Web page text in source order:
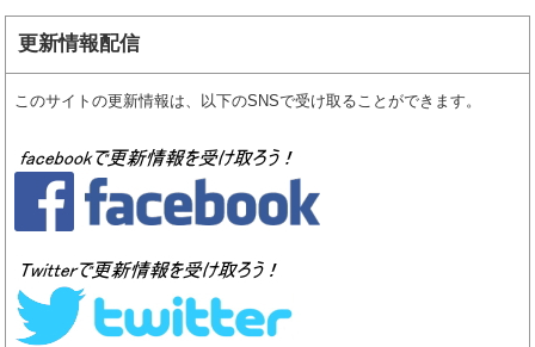
更新情報配信
このサイトの更新情報は、以下のSNSで受け取ることができます。